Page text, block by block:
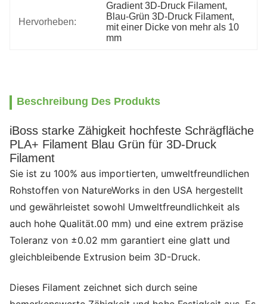
Hervorheben:
Gradient 3D-Druck Filament,
Blau-Grün 3D-Druck Filament,
mit einer Dicke von mehr als 10
mm
Beschreibung Des Produkts
iBoss starke Zähigkeit hochfeste Schrägfläche
PLA+ Filament Blau Grün für 3D-Druck
Filament
Sie ist zu 100% aus importierten, umweltfreundlichen
Rohstoffen von NatureWorks in den USA hergestellt
und gewährleistet sowohl Umweltfreundlichkeit als
auch hohe Qualität.00 mm) und eine extrem präzise
Toleranz von ±0.02 mm garantiert eine glatt und
gleichbleibende Extrusion beim 3D-Druck.
Dieses Filament zeichnet sich durch seine